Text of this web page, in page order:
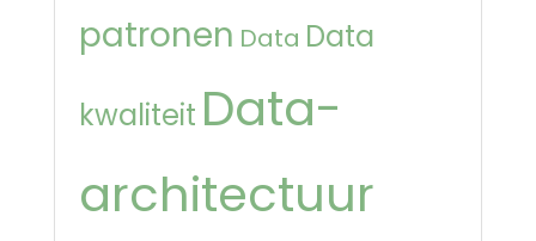
patronen Data Data
kwaliteit Data-
architectuur